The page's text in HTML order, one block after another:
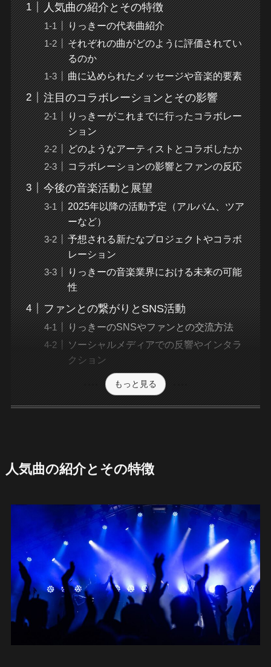
人気曲の紹介とその特徴
りっきーの代表曲紹介
それぞれの曲がどのように評価されてい
るのか
曲に込められたメッセージや音楽的要素
注目のコラボレーションとその影響
りっきーがこれまでに行ったコラボレー
ション
どのようなアーティストとコラボしたか
コラボレーションの影響とファンの反応
今後の音楽活動と展望
2025年以降の活動予定（アルバム、ツア
ーなど）
予想される新たなプロジェクトやコラボ
レーション
りっきーの音楽業界における未来の可能
性
ファンとの繋がりとSNS活動
りっきーのSNSやファンとの交流方法
ソーシャルメディアでの反響やインタラ
クション
もっと見る
人気曲の紹介とその特徴